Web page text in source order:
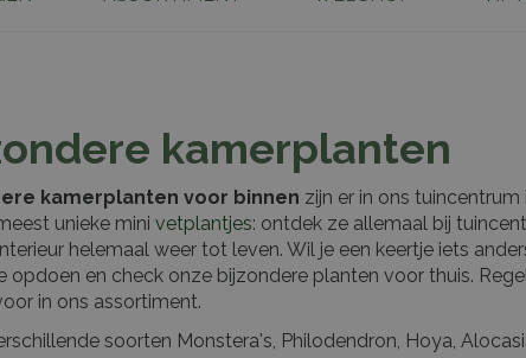
kamerplanten
kamerplanten voor binnen zijn er in ons
unieke mini vetplantjes: ontdek ze allemaal bij
helemaal weer tot leven. Wil je een keertje iets
opdoen en check onze bijzondere planten voor thuis.
in ons assortiment.
soorten Monstera's, Philodendron, Hoya,